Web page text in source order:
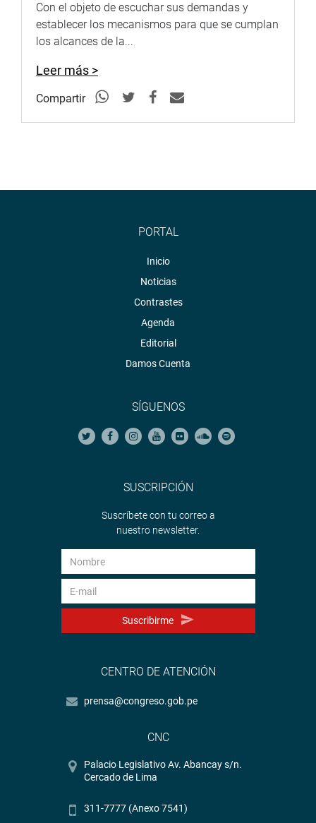
Con el objeto de escuchar sus demandas y
establecer los mecanismos para que se cumplan
los alcances de la...
Leer más >
Compartir
PORTAL
Inicio
Noticias
Contrastes
Agenda
Editorial
Damos Cuenta
SÍGUENOS
SUSCRIPCIÓN
Suscríbete con tu correo a
nuestro newsletter.
Suscribirme
CENTRO DE ATENCIÓN
prensa@congreso.gob.pe
CNC
Palacio Legislativo Av. Abancay s/n.
Cercado de Lima
311-7777 (Anexo 7541)